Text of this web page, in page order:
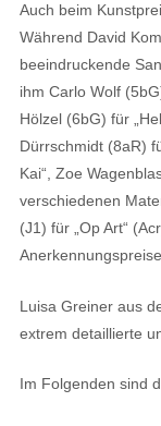
Auch beim
Während David
beeindruckende
ihm Carlo Wolf
Hölzel (6bG) für
Dürrschmidt (8aR)
Kai“, Zoe
verschiedenen
(J1) für „Op Art“
Luisa Greiner aus
extrem detaillierte
Im Folgenden sind